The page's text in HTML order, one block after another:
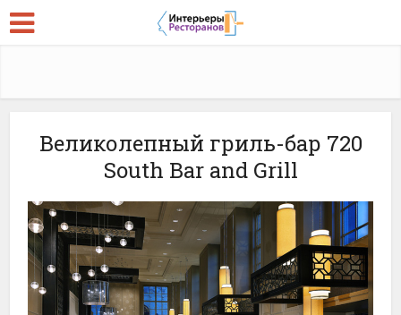
Великолепный гриль-бар 720
South Bar and Grill